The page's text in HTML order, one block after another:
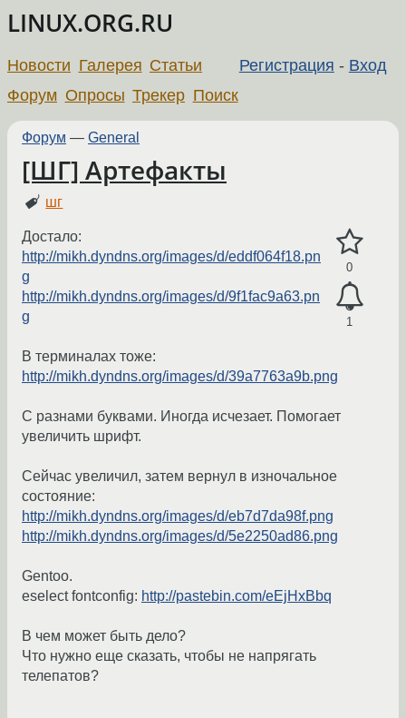
LINUX.ORG.RU
Регистрация - Вход
Новости Галерея Статьи
Форум Опросы Трекер Поиск
Форум — General
[ШГ] Артефакты
шг
0
1
Достало:
http://mikh.dyndns.org/images/d/eddf064f18.pn
g
http://mikh.dyndns.org/images/d/9f1fac9a63.pn
g
В терминалах тоже:
http://mikh.dyndns.org/images/d/39a7763a9b.png
С разнами буквами. Иногда исчезает. Помогает
увеличить шрифт.
Сейчас увеличил, затем вернул в изночальное
состояние:
http://mikh.dyndns.org/images/d/eb7d7da98f.png
http://mikh.dyndns.org/images/d/5e2250ad86.png
Gentoo.
eselect fontconfig: http://pastebin.com/eEjHxBbq
В чем может быть дело?
Что нужно еще сказать, чтобы не напрягать
телепатов?